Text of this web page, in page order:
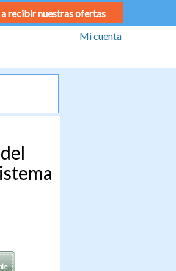
recibir nuestras ofertas
Mi cuenta